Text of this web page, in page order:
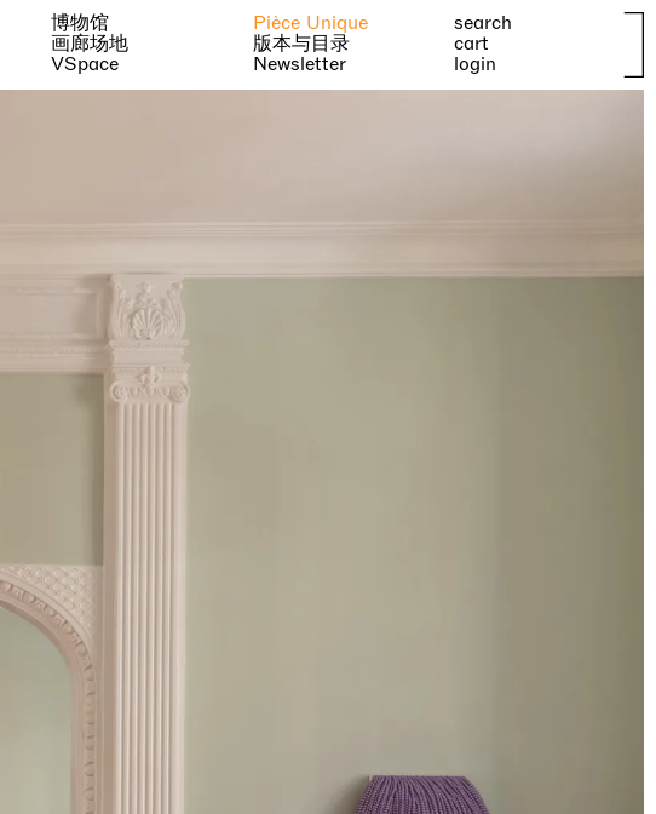
博物馆
画廊场地
VSpace
Pièce Unique
版本与目录
Newsletter
search
cart
login